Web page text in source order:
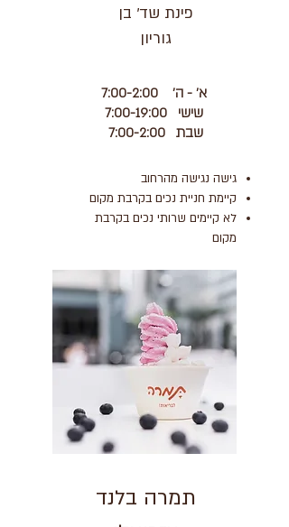
פינת שד' בן
גוריון
א' - ה' 7:00-2:00
שישי 7:00-19:00
שבת 7:00-2:00
גישה נגישה מהרחוב
קיימת חניית נכים בקרבת מקום
לא קיימים שרותי נכים בקרבת
מקום
תמרה בלנד